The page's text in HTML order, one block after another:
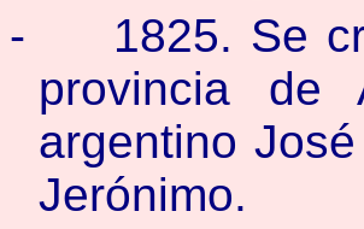
-
1825. Se
provincia de
argentino
Jerónimo.